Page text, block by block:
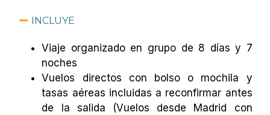
INCLUYE
Viaje organizado en grupo de 8 días y 7
noches
Vuelos directos con bolso o mochila y
tasas aéreas incluidas a reconfirmar antes
de la salida (Vuelos desde Madrid con